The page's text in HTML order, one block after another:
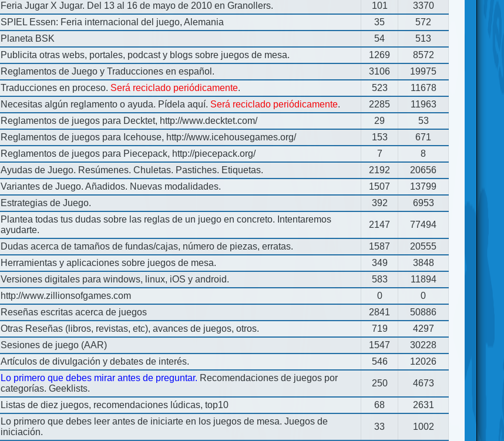
Feria Jugar X Jugar. Del 13 al 16 de mayo de 2010 en Granollers. 101
3370
SPIEL Essen: Feria internacional del juego, Alemania 35
572
Planeta BSK 54
513
Publicita otras webs, portales, podcast y blogs sobre juegos de mesa. 1269
8572
Reglamentos de Juego y Traducciones en español. 3106
19975
Traducciones en proceso. Será reciclado periódicamente. 523
11678
Necesitas algún reglamento o ayuda. Pídela aquí. Será reciclado periódicamente. 2285
11963
Reglamentos de juegos para Decktet, http://www.decktet.com/ 29
53
Reglamentos de juegos para Icehouse, http://www.icehousegames.org/ 153
671
Reglamentos de juegos para Piecepack, http://piecepack.org/ 7
8
Ayudas de Juego. Resúmenes. Chuletas. Pastiches. Etiquetas. 2192
20656
Variantes de Juego. Añadidos. Nuevas modalidades. 1507
13799
Estrategias de Juego. 392 6953
Plantea todas tus dudas sobre las reglas de un juego en concreto. Intentaremos
ayudarte.
2147 77494
Dudas acerca de tamaños de fundas/cajas, número de piezas, erratas. 1587
20555
Herramientas y aplicaciones sobre juegos de mesa. 349
3848
Versiones digitales para windows, linux, iOS y android. 583
11894
http://www.zillionsofgames.com 0
0
Reseñas escritas acerca de juegos 2841
50886
Otras Reseñas (libros, revistas, etc), avances de juegos, otros. 719
4297
Sesiones de juego (AAR) 1547
30228
Artículos de divulgación y debates de interés. 546 12026
Lo primero que debes mirar antes de preguntar. Recomendaciones de juegos por
categorías. Geeklists.
250 4673
Listas de diez juegos, recomendaciones lúdicas, top10 68 2631
Lo primero que debes leer antes de iniciarte en los juegos de mesa. Juegos de
iniciación.
33 1002